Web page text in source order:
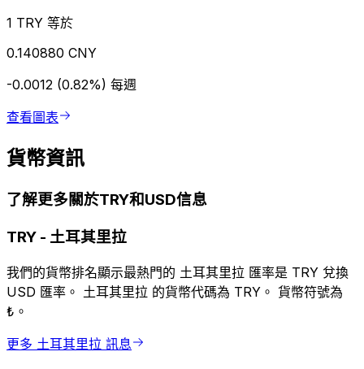
1 TRY 等於
0.140880 CNY
-0.0012 (0.82%) 每週
查看圖表
貨幣資訊
了解更多關於TRY和USD信息
TRY - 土耳其里拉
我們的貨幣排名顯示最熱門的 土耳其里拉 匯率是 TRY 兌換
USD 匯率。 土耳其里拉 的貨幣代碼為 TRY。 貨幣符號為
₺。
更多 土耳其里拉 訊息